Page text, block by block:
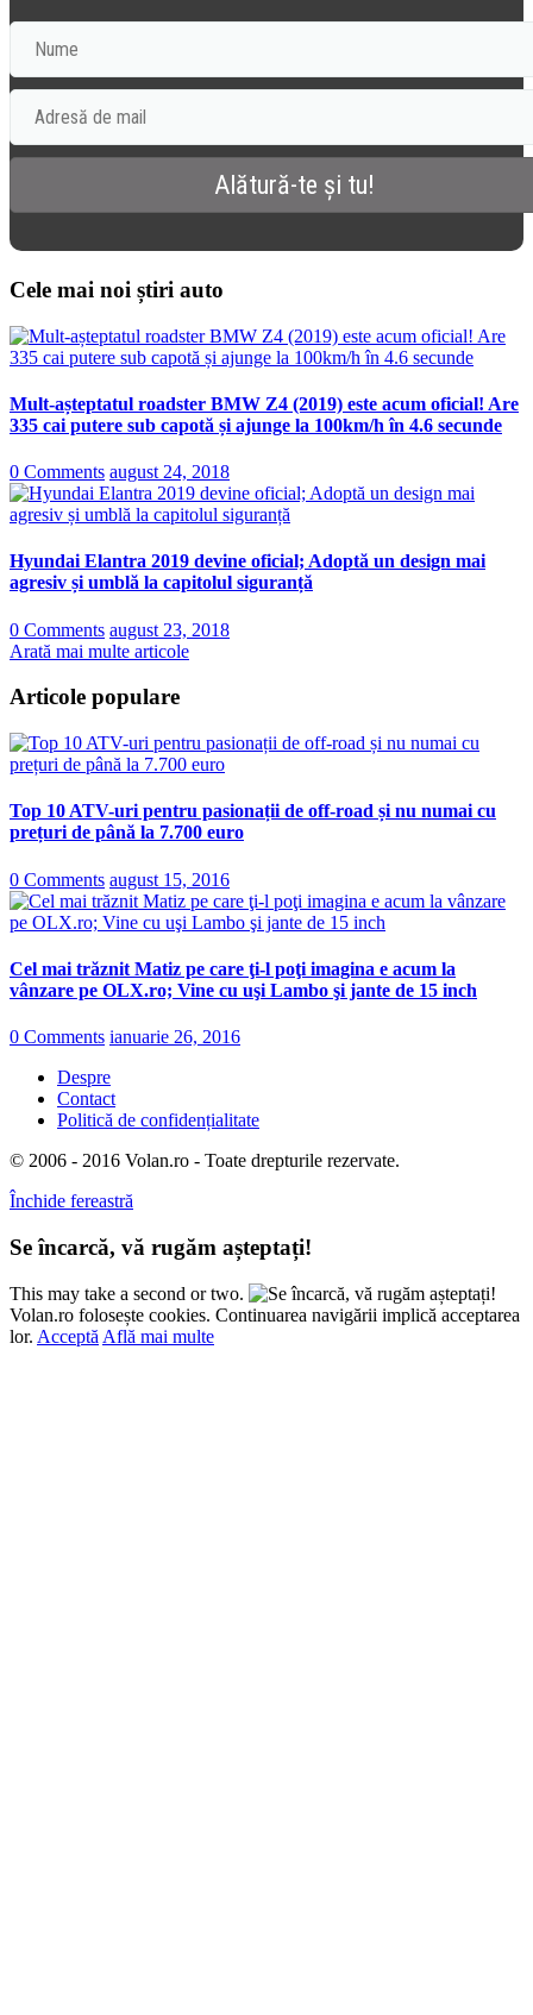
Cele mai noi știri auto
Mult-așteptatul roadster BMW Z4 (2019) este acum oficial! Are
335 cai putere sub capotă și ajunge la 100km/h în 4.6 secunde
0 Comments august 24, 2018
Hyundai Elantra 2019 devine oficial; Adoptă un design mai
agresiv și umblă la capitolul siguranță
0 Comments august 23, 2018
Arată mai multe articole
Articole populare
Top 10 ATV-uri pentru pasionații de off-road și nu numai cu
prețuri de până la 7.700 euro
0 Comments august 15, 2016
Cel mai trăznit Matiz pe care ţi-l poţi imagina e acum la
vânzare pe OLX.ro; Vine cu uşi Lambo şi jante de 15 inch
0 Comments ianuarie 26, 2016
Despre
Contact
Politică de confidențialitate
© 2006 - 2016 Volan.ro - Toate drepturile rezervate.
Închide fereastră
Se încarcă, vă rugăm așteptați!
This may take a second or two.
Volan.ro folosește cookies. Continuarea navigării implică acceptarea
lor. Acceptă Află mai multe